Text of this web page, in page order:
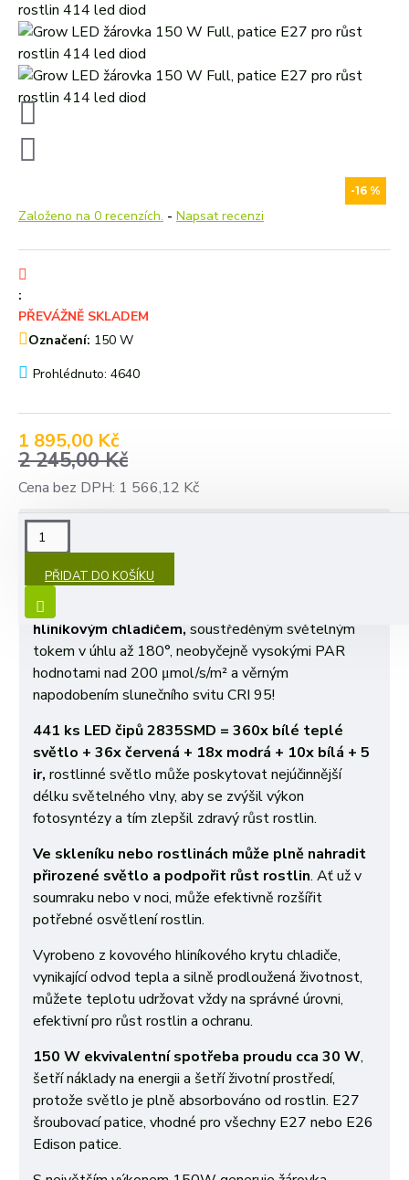
-16 %
Založeno na 0 recenzích. - Napsat recenzi
1 895,00 Kč
2 245,00 Kč
Cena bez DPH: 1 566,12 Kč
:
PŘEVÁŽNĚ SKLADEM
Označení: 150 W
Prohlédnuto: 4640
PŘIDAT DO KOŠÍKU
Grow LED žárovka 150 W Full, patice E27 pro růst
rostlin.
hliníkovým chladičem, soustředěným světelným
tokem v úhlu až 180°, neobyčejně vysokými PAR
hodnotami nad 200 μmol/s/m² a věrným
napodobením slunečního svitu CRI 95!
441 ks LED čipů 2835SMD = 360x bílé teplé
světlo + 36x červená + 18x modrá + 10x bílá + 5
ir, rostlinné světlo může poskytovat nejúčinnější
délku světelného vlny, aby se zvýšil výkon
fotosyntézy a tím zlepšil zdravý růst rostlin.
Ve skleníku nebo rostlinách může plně nahradit
přirozené světlo a podpořit růst rostlin. Ať už v
soumraku nebo v noci, může efektivně rozšířit
potřebné osvětlení rostlin.
Vyrobeno z kovového hliníkového krytu chladiče,
vynikající odvod tepla a silně prodloužená životnost,
můžete teplotu udržovat vždy na správné úrovni,
efektivní pro růst rostlin a ochranu.
150 W ekvivalentní spotřeba proudu cca 30 W,
šetří náklady na energii a šetří životní prostředí,
protože světlo je plně absorbováno od rostlin. E27
šroubovací patice, vhodné pro všechny E27 nebo E26
Edison patice.